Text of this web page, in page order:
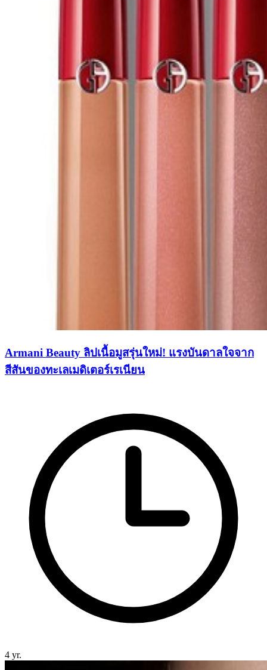
Armani Beauty ลิปเนื้อมูสรุ่นใหม่! แรงบันดาลใจจาก
สีสันของทะเลเมดิเตอร์เรเนียน
4 yr.